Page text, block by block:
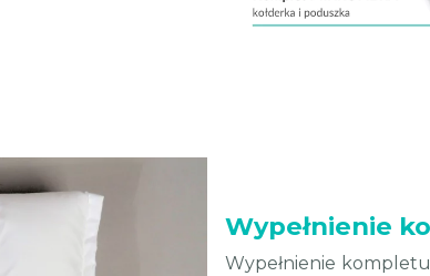
Wypełnienie
Wypełnienie